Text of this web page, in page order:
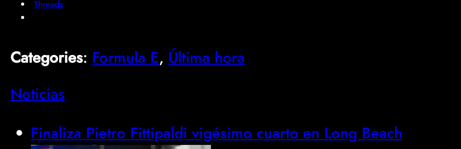
Threads
Categories: Formula E, Última hora
Noticias
Finaliza Pietro Fittipaldi vigésimo cuarto en Long Beach